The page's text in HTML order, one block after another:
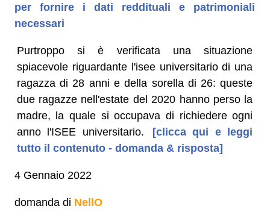
per fornire i dati reddituali e patrimoniali
necessari
Purtroppo si è verificata una situazione
spiacevole riguardante l'isee universitario di una
ragazza di 28 anni e della sorella di 26: queste
due ragazze nell'estate del 2020 hanno perso la
madre, la quale si occupava di richiedere ogni
anno l'ISEE universitario.
[clicca qui e leggi
tutto il contenuto - domanda & risposta]
4 Gennaio 2022
domanda di NellO